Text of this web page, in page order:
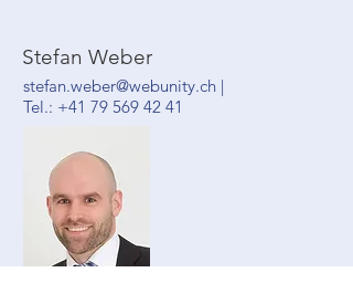
Stefan Weber
stefan.weber@webunity.ch |
Tel.: +41 79 569 42 41